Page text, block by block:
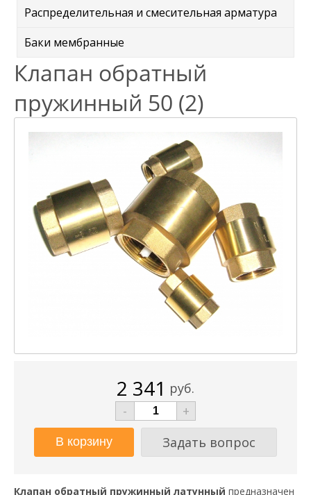
Распределительная и смесительная арматура
Баки мембранные
Клапан обратный
пружинный 50 (2)
2 341 руб.
-
+
Задать вопрос
Клапан обратный пружинный латунный предназначен